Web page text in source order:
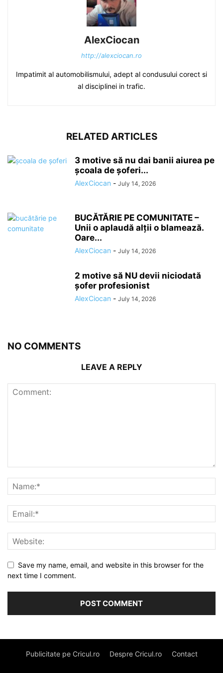
AlexCiocan
http://alexciocan.ro
Impatimit al automobilismului, adept al condusului corect si
al disciplinei in trafic.
RELATED ARTICLES
3 motive să nu dai banii aiurea pe
școala de șoferi...
AlexCiocan - July 14, 2026
BUCĂTĂRIE PE COMUNITATE –
Unii o aplaudă alții o blamează.
Oare...
AlexCiocan - July 14, 2026
2 motive să NU devii niciodată
șofer profesionist
AlexCiocan - July 14, 2026
NO COMMENTS
LEAVE A REPLY
Save my name, email, and website in this browser for the
next time I comment.
Publicitate pe Cricul.ro Despre Cricul.ro Contact